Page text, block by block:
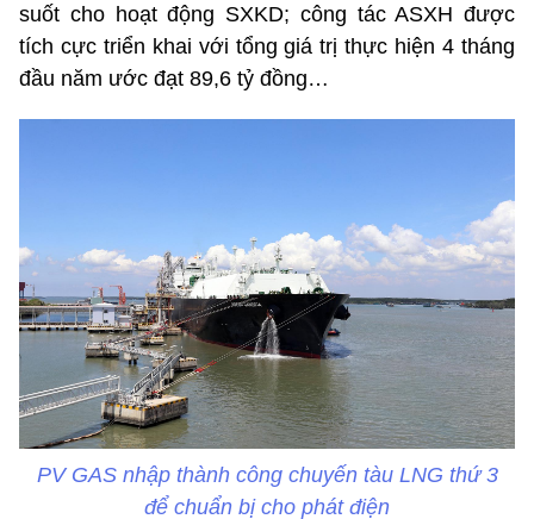
suốt cho hoạt động SXKD; công tác ASXH được
tích cực triển khai với tổng giá trị thực hiện 4 tháng
đầu năm ước đạt 89,6 tỷ đồng…
PV GAS nhập thành công chuyến tàu LNG thứ 3
để chuẩn bị cho phát điện